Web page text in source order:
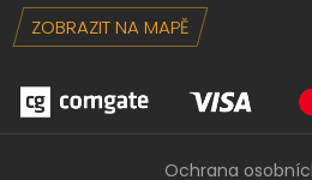
ZOBRAZIT NA MAPĚ
Ochrana